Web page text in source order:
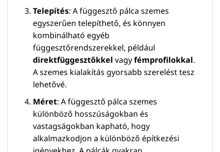
Telepítés: A függesztő pálca szemes
egyszerűen telepíthető, és könnyen
kombinálható egyéb
függesztőrendszerekkel, például
direktfüggesztőkkel vagyfémprofilokkal.
A szemes kialakítás gyorsabb szerelést tesz
lehetővé.
Méret: A függesztő pálca szemes
különböző hosszúságokban és
vastagságokban kapható, hogy
alkalmazkodjon a különböző építkezési